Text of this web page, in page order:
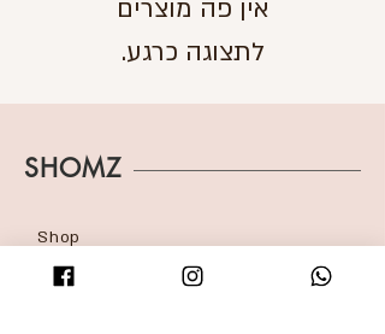
לתצוגה כרגע.
SHOMZ
Shop
About
Shipping & Returns